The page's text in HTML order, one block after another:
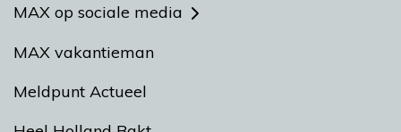
MAX op sociale media
MAX vakantieman
Meldpunt Actueel